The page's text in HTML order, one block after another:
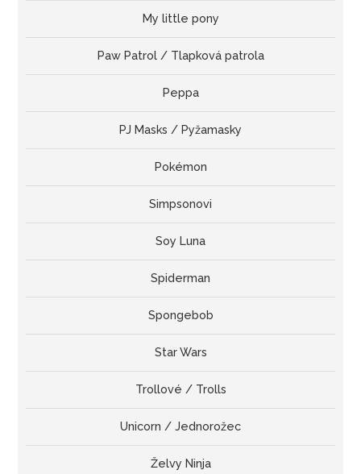
My little pony
Paw Patrol / Tlapková patrola
Peppa
PJ Masks / Pyžamasky
Pokémon
Simpsonovi
Soy Luna
Spiderman
Spongebob
Star Wars
Trollové / Trolls
Unicorn / Jednorožec
Želvy Ninja